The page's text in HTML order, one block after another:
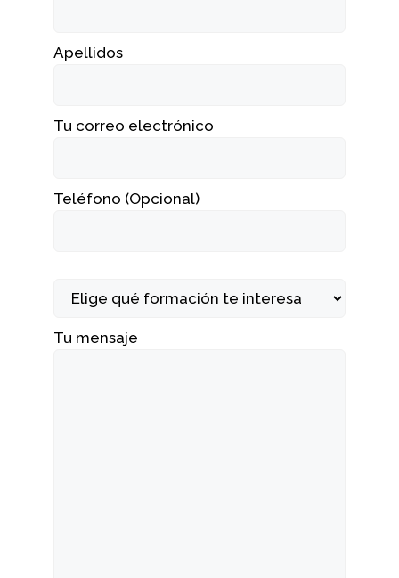
Apellidos
Tu correo electrónico
Teléfono (Opcional)
Tu mensaje